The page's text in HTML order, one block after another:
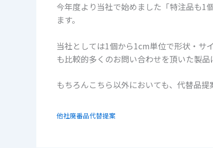
今年度より当社で始めました「特注品も1
ます。
当社としては1個から1cm単位で形状・サ
も比較的多くのお問い合わせを頂いた製
もちろんこちら以外においても、代替品
他社廃番品代替提案